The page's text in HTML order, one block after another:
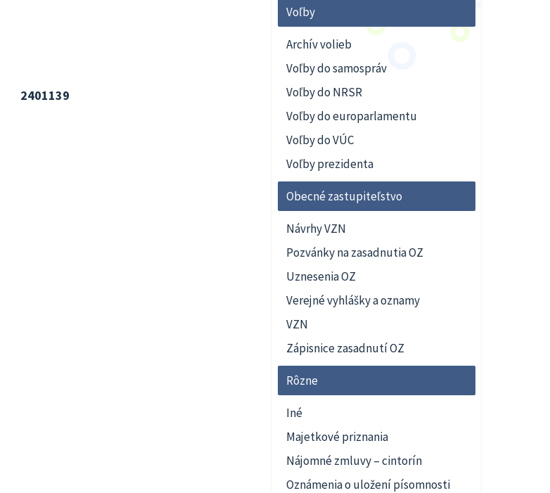
2401139
Voľby
Archív volieb
Voľby do samospráv
Voľby do NRSR
Voľby do europarlamentu
Voľby do VÚC
Voľby prezidenta
Obecné zastupiteľstvo
Návrhy VZN
Pozvánky na zasadnutia OZ
Uznesenia OZ
Verejné vyhlášky a oznamy
VZN
Zápisnice zasadnutí OZ
Rôzne
Iné
Majetkové priznania
Nájomné zmluvy – cintorín
Oznámenia o uložení písomnosti